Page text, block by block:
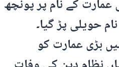
عمارت کے نام پر پونچھ
حویلی پڑ گیا۔
بڑی عمارت کو